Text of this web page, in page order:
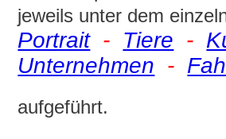
jeweils unter dem
Portrait - Tiere -
Unternehmen -
aufgeführt.